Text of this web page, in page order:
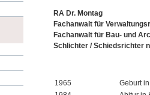
RA Dr. Montag
Fachanwalt für
Fachanwalt für Bau- und
Schlichter / Schiedsrichter
1965
Geburt